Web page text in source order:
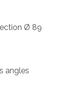
Ø 89
angles